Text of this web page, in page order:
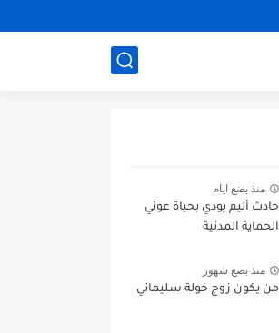
منذ بضع ايام
حادث أليم يودي بحياة عوني
الحماية المدنية
منذ بضع شهور
من يكون زوج خولة سليماني